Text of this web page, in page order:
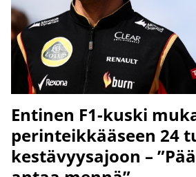
Entinen F1-kuski
perinteikkääseen 24
kestävyysajoon –